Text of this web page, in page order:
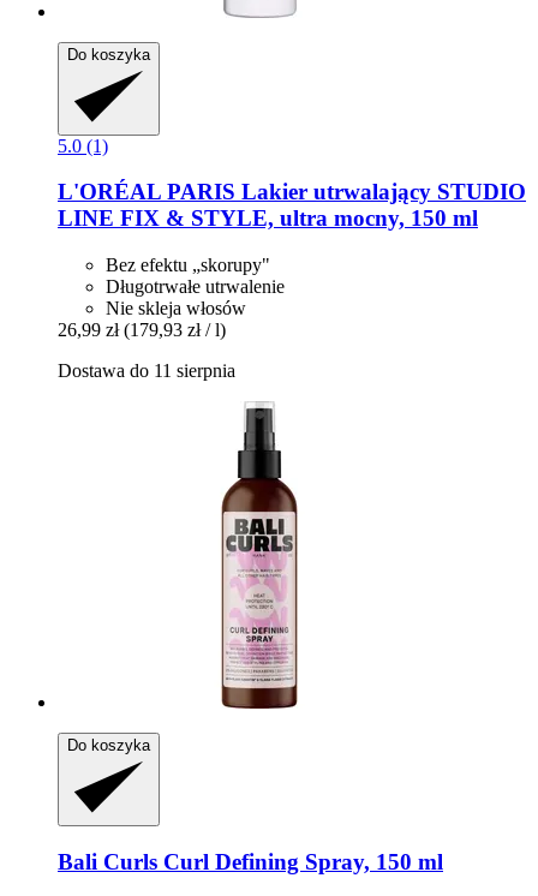
Do koszyka
5.0 (1)
L'ORÉAL PARIS Lakier utrwalający STUDIO
LINE FIX & STYLE, ultra mocny, 150 ml
Bez efektu „skorupy"
Długotrwałe utrwalenie
Nie skleja włosów
26,99 zł (179,93 zł / l)
Dostawa do 11 sierpnia
Do koszyka
Bali Curls Curl Defining Spray, 150 ml